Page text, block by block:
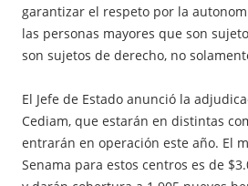
garantizar el respeto por la
las personas mayores que son
son sujetos de derecho, no
El Jefe de Estado anunció la
Cediam, que estarán en distintas
entrarán en operación este año. El
Senama para estos centros es de